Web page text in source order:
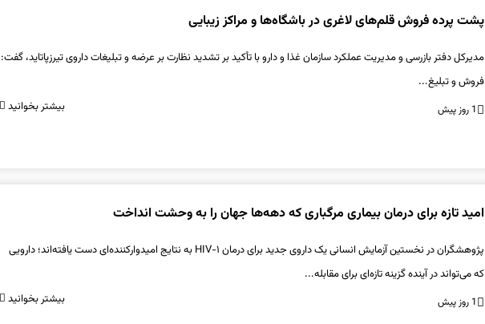
پشت پرده فروش قلم‌های لاغری در باشگاه‌ها و مراکز زیبایی
مدیرکل دفتر بازرسی و مدیریت عملکرد سازمان غذا و دارو با تأکید بر تشدید نظارت بر عرضه و تبلیغات داروی تیرزپاتاید، گفت:
فروش و تبلیغ...
1 روز پیش بیشتر بخوانید
امید تازه برای درمان بیماری مرگباری که دهه‌ها جهان را به وحشت انداخت
پژوهشگران در نخستین آزمایش انسانی یک داروی جدید برای درمان HIV-۱ به نتایج امیدوارکننده‌ای دست یافته‌اند؛ دارویی
که می‌تواند در آینده گزینه تازه‌ای برای مقابله...
1 روز پیش بیشتر بخوانید